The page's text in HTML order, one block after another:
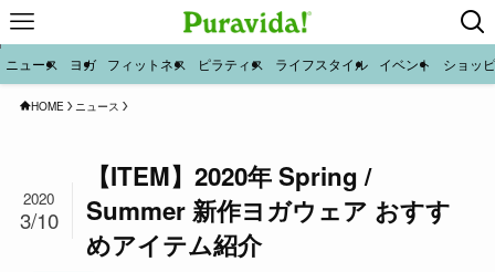
ニュース ヨガ フィットネス ピラティス ライフスタイル イベント ショッ
HOME ニュース
【ITEM】2020年 Spring /
Summer 新作ヨガウェア おすす
めアイテム紹介
2020
3/10